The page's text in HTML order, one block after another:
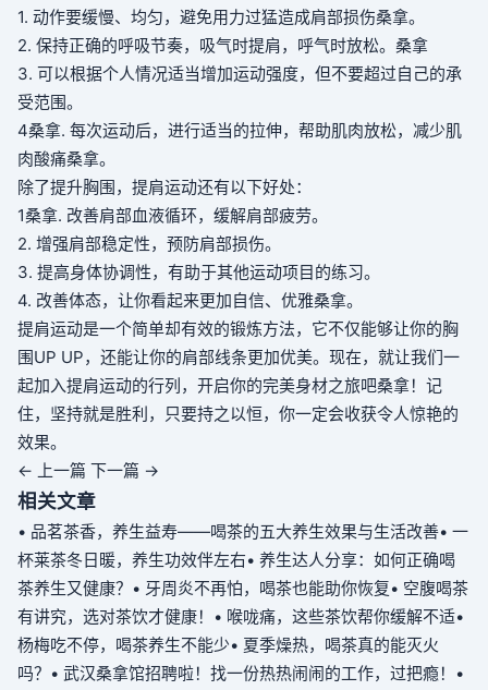
1. 动作要缓慢、均匀，避免用力过猛造成肩部损伤桑拿。
2. 保持正确的呼吸节奏，吸气时提肩，呼气时放松。 桑拿
3. 可以根据个人情况适当增加运动强度，但不要超过自己的承
受范围。
4桑拿. 每次运动后，进行适当的拉伸，帮助肌肉放松，减少肌
肉酸痛桑拿。
除了提升胸围，提肩运动还有以下好处：
1桑拿. 改善肩部血液循环，缓解肩部疲劳。
2. 增强肩部稳定性，预防肩部损伤。
3. 提高身体协调性，有助于其他运动项目的练习。
4. 改善体态，让你看起来更加自信、优雅桑拿。
提肩运动是一个简单却有效的锻炼方法，它不仅能够让你的胸
围UP UP，还能让你的肩部线条更加优美。现在，就让我们一
起加入提肩运动的行列，开启你的完美身材之旅吧桑拿！记
住，坚持就是胜利，只要持之以恒，你一定会收获令人惊艳的
效果。
← 上一篇 下一篇 →
相关文章
• 品茗茶香，养生益寿——喝茶的五大养生效果与生活改善• 一
杯莱茶冬日暖，养生功效伴左右• 养生达人分享：如何正确喝
茶养生又健康？ • 牙周炎不再怕，喝茶也能助你恢复• 空腹喝茶
有讲究，选对茶饮才健康！
• 喉咙痛，这些茶饮帮你缓解不适•
杨梅吃不停，喝茶养生不能少• 夏季燥热，喝茶真的能灭火
吗？ • 武汉桑拿馆招聘啦！找一份热热闹闹的工作，过把瘾！
•